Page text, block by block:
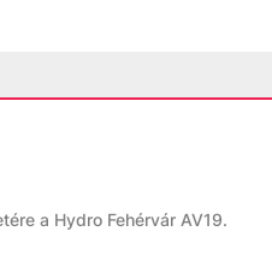
a Hydro Fehérvár AV19.